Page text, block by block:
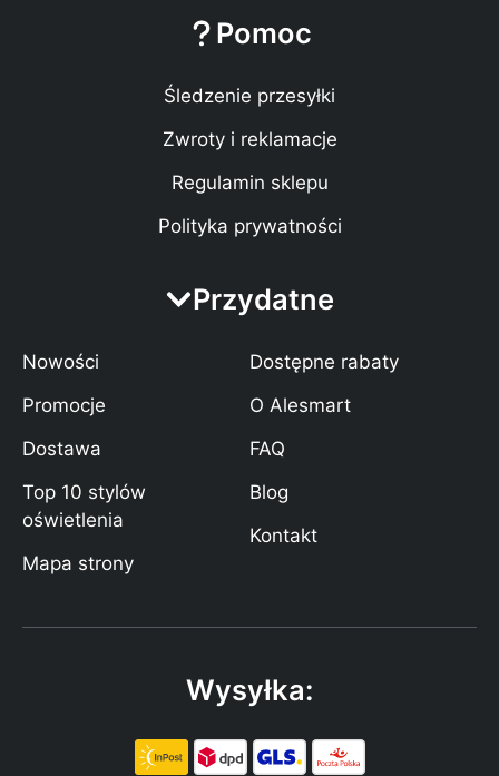
Pomoc
Śledzenie przesyłki
Zwroty i reklamacje
Regulamin sklepu
Polityka prywatności
Przydatne
Nowości
Promocje
Dostawa
Top 10 stylów
oświetlenia
Mapa strony
Dostępne rabaty
O Alesmart
FAQ
Blog
Kontakt
Wysyłka: